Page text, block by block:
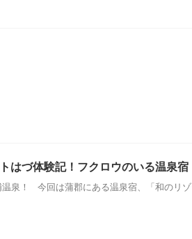
はづ体験記！フクロウのいる温泉宿
泉！ 今回は蒲郡にある温泉宿、「和のリ